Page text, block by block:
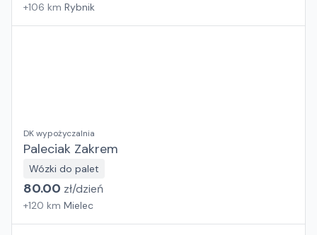
+106 km Rybnik
DK wypożyczalnia
Paleciak Zakrem
Wózki do palet
80.00 zł/dzień
+120 km Mielec